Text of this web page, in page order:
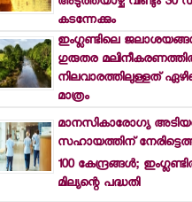
കടന്നേക്കും
ഇംഗ്ലണ്ടിലെ
ഗുരുതര
നിലവാരത്തിലുള്ളത്
മാത്രം
മാനസികാരോഗ്യ
സഹായത്തിന്
100 കേന്ദ്രങ്ങള്‍;
മില്യന്റെ പദ്ധതി